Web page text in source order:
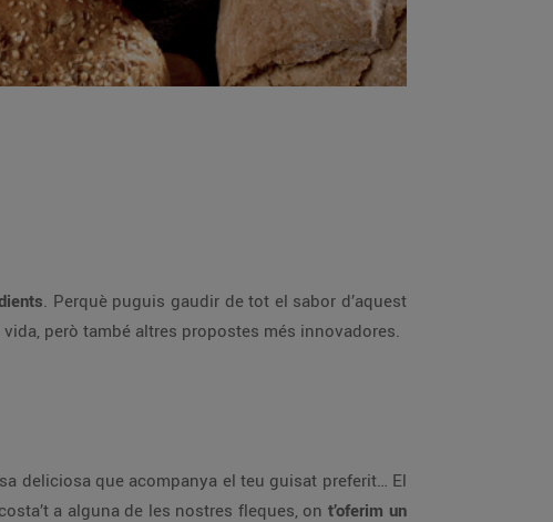
. Perquè puguis gaudir de tot el sabor d’aquest
però també altres propostes més innovadores.
deliciosa que acompanya el teu guisat preferit… El
a alguna de les nostres fleques, on t’oferim un